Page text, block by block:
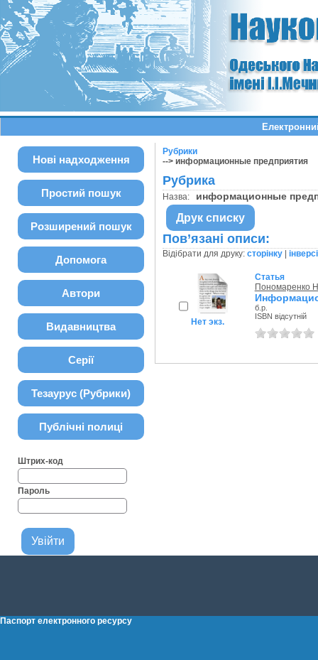
Нові надходження
Простий пошук
Розширений пошук
Допомога
Автори
Видавництва
Серії
Тезаурус (Рубрики)
Публічні полиці
Штрих-код
Пароль
Рубрики
--> информационные предприятия
Рубрика
Назва: информационные
Друк списку
Пов’язані описи:
Відібрати для друку: сторінку|
Нет экз.
Статья
Пономаренко
б.р.
ISBN відсутній
Паспорт електронного ресурсу